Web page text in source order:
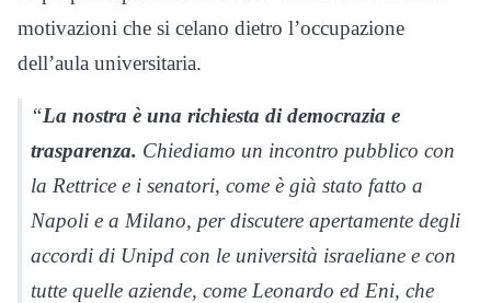
motivazioni che si celano dietro l’occupazione
dell’aula universitaria.
“La nostra è una richiesta di democrazia e
trasparenza. Chiediamo un incontro pubblico con
la Rettrice e i senatori, come è già stato fatto a
Napoli e a Milano, per discutere apertamente degli
accordi di Unipd con le università israeliane e con
tutte quelle aziende, come Leonardo ed Eni, che